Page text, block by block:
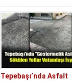
Tepebaşı’nda Asfalt